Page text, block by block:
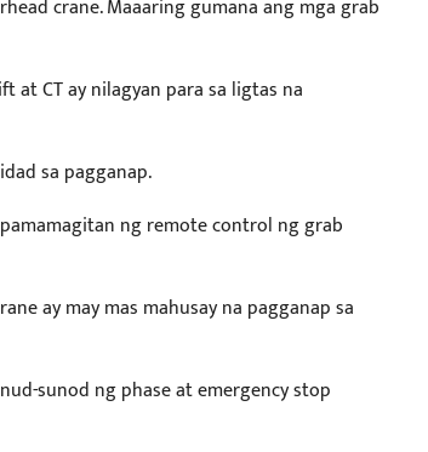
crane. Maaaring gumana ang mga grab
CT ay nilagyan para sa ligtas na
sa pagganap.
ng remote control ng grab
ay may mas mahusay na pagganap sa
sunod ng phase at emergency stop